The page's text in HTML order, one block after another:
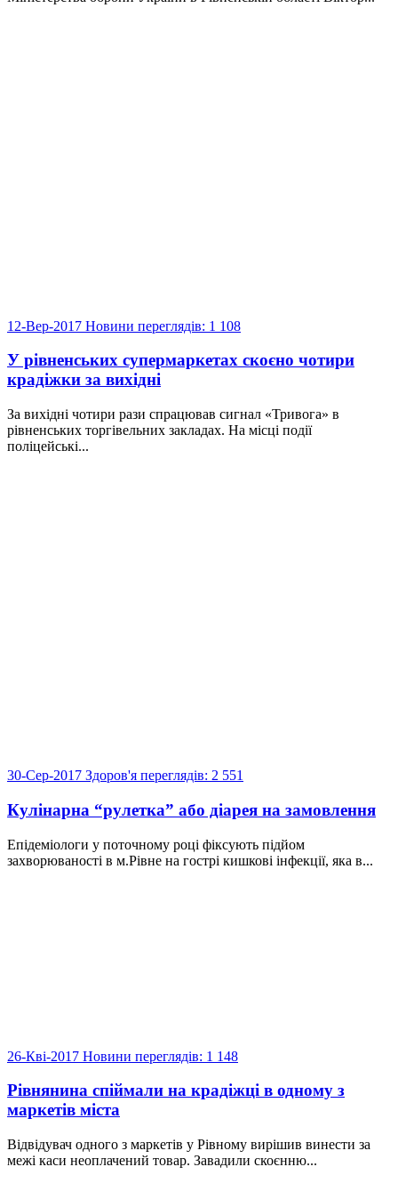
12-Вер-2017 Новини переглядів: 1 108
У рівненських супермаркетах скоєно чотири
крадіжки за вихідні
За вихідні чотири рази спрацював сигнал «Тривога» в
рівненських торгівельних закладах. На місці події
поліцейські...
30-Сер-2017 Здоров'я переглядів: 2 551
Кулінарна “рулетка” або діарея на замовлення
Епідеміологи у поточному році фіксують підйом
захворюваності в м.Рівне на гострі кишкові інфекції, яка в...
26-Кві-2017 Новини переглядів: 1 148
Рівнянина спіймали на крадіжці в одному з
маркетів міста
Відвідувач одного з маркетів у Рівному вирішив винести за
межі каси неоплачений товар. Завадили скоєнню...